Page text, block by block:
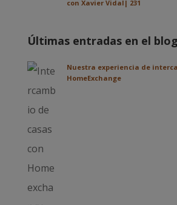
con Xavier Vidal| 231
Últimas entradas en el blog
Nuestra experiencia de
HomeExchange